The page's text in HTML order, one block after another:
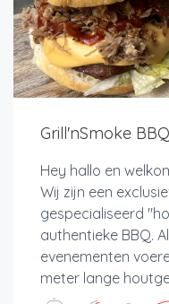
Grill'nSmoke
Hey hallo en
Wij zijn een
gespecialiseerd
authentieke BBQ.
evenementen
meter lange